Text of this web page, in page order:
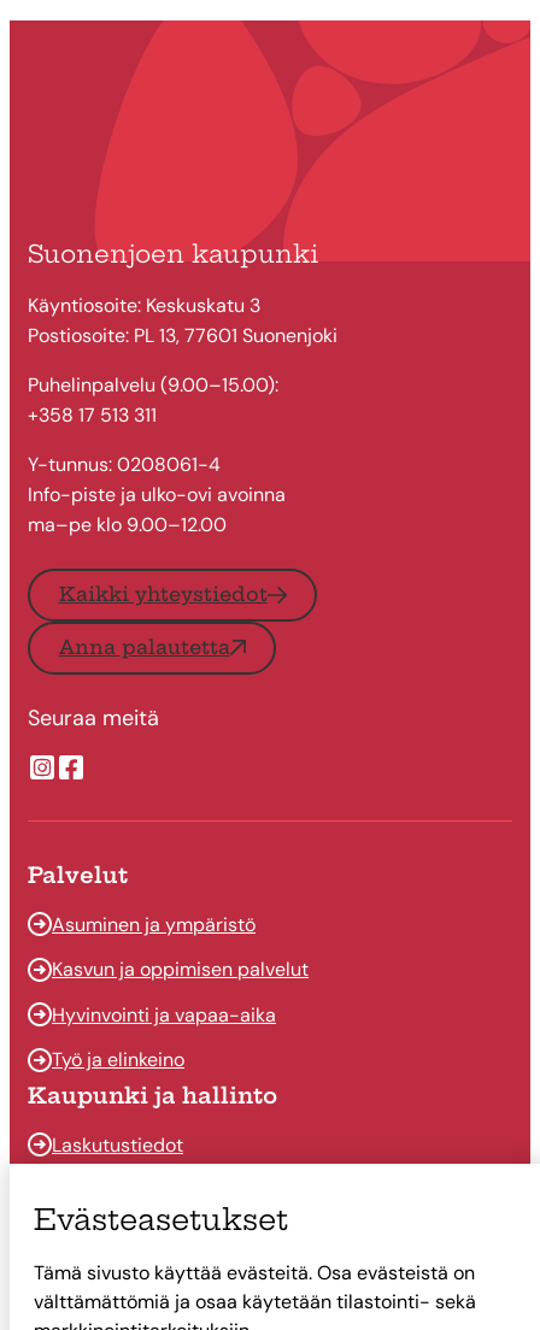
Suonenjoen kaupunki
Käyntiosoite: Keskuskatu 3
Postiosoite: PL 13, 77601 Suonenjoki
Puhelinpalvelu (9.00–15.00):
+358 17 513 311
Y-tunnus: 0208061-4
Info-piste ja ulko-ovi avoinna
ma–pe klo 9.00–12.00
Kaikki yhteystiedot
Anna palautetta
Seuraa meitä
Suonenjoen kaupungin Instragram
Suonenjoen kaupungin Facebook
Palvelut
Asuminen ja ympäristö
Kasvun ja oppimisen palvelut
Hyvinvointi ja vapaa-aika
Työ ja elinkeino
Kaupunki ja hallinto
Laskutustiedot
Päätöksenteko
Talous
Evästeasetukset
Tämä sivusto käyttää evästeitä. Osa evästeistä on
välttämättömiä ja osaa käytetään tilastointi- sekä